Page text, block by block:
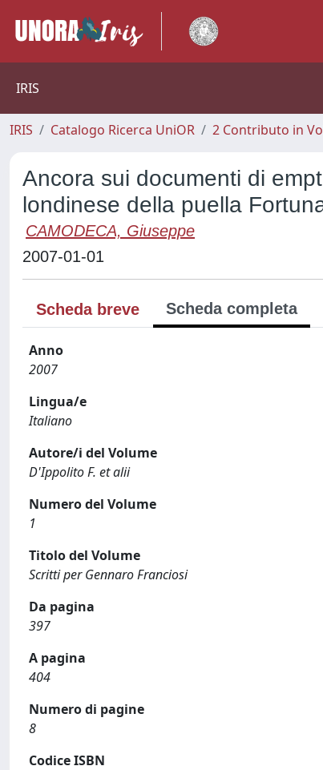
IRIS
IRIS Catalogo Ricerca UniOR 2 Contributo in
Ancora sui documenti di
londinese della puella
CAMODECA, Giuseppe
2007-01-01
Scheda breve Scheda completa
Anno
2007
Lingua/e
Italiano
Autore/i del Volume
D'Ippolito F. et alii
Numero del Volume
1
Titolo del Volume
Scritti per Gennaro Franciosi
Da pagina
397
A pagina
404
Numero di pagine
8
Codice ISBN